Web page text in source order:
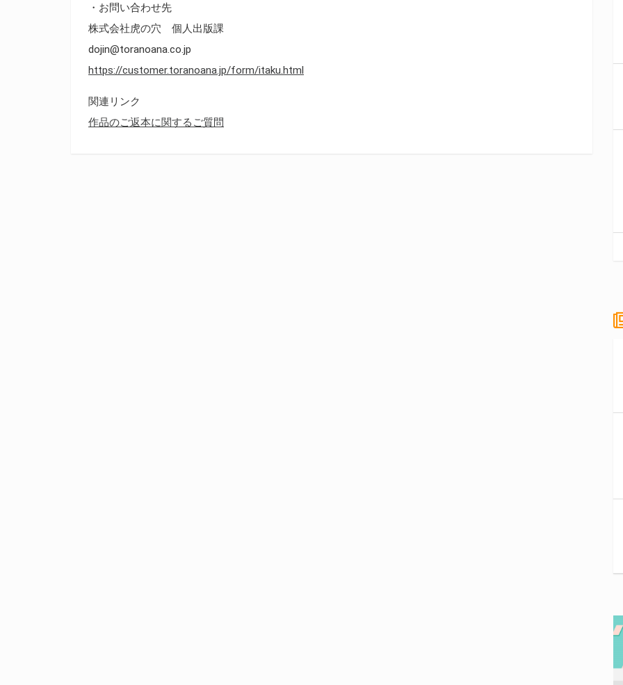
・お問い合わせ先
株式会社虎の穴 個人出版課
dojin@toranoana.co.jp
https://customer.toranoana.jp/form/itaku.html
関連リンク
作品のご返本に関するご質問